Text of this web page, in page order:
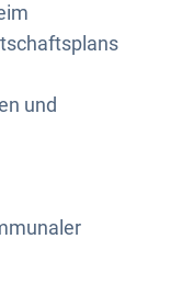
und